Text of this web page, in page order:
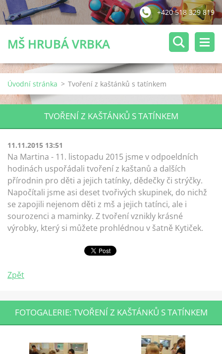
+420 518 329 819
MŠ HRUBÁ VRBKA
Úvodní stránka > Tvoření z kaštánků s tatínkem
TVOŘENÍ Z KAŠTÁNKŮ S TATÍNKEM
11.11.2015 13:51
Na Martina - 11. listopadu 2015 jsme v odpoeldních
hodinách uspořádali tvoření z kaštanů a dalších
přírodnin pro děti a jejich tatínky, dědečky či strýčky.
Napočítali jsme asi deset tvořivých skupinek, do nichž
se zapojili nejenom děti z mš a jejich tatínci, ale i
sourozenci a maminky. Z tvoření vznikly krásné
výrobky, který si můžete prohlédnou v šatně Kytiček.
Zpět
FOTOGALERIE: TVOŘENÍ Z KAŠTÁNKŮ S TATÍNKEM